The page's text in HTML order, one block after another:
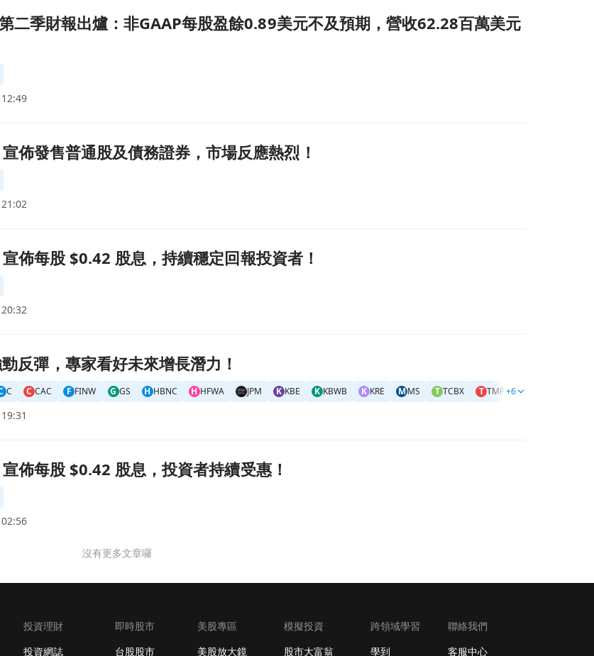
美元不及預期，營收62.28百萬美元超越市場預測！頁面
季財報出爐：非GAAP每股盈餘0.89美元不及預期，營收62.28百萬美元
應熱烈！頁面
發售普通股及債務證券，市場反應熱烈！
投資者！頁面
每股 $0.42 股息，持續穩定回報投資者！
面
反彈，專家看好未來增長潛力！
C C CAC F FINW G GS H HBNC H HFWA JPM K KBE K KBWB K KRE MMS T TCBX T TMP T
+6
惠！頁面
每股 $0.42 股息，投資者持續受惠！
沒有更多文章囉
投資理財
投資網誌
即時股市
台股股市
美股專區
美股放大鏡
模擬投資
股市大富翁
跨領域學習
學到
聯絡我們
客服中心